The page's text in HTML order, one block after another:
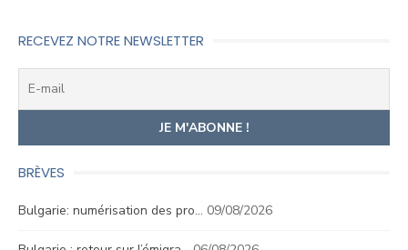
RECEVEZ NOTRE NEWSLETTER
BRÈVES
Bulgarie: numérisation des pro… 09/08/2026